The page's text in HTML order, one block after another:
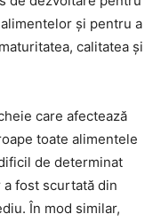
și pentru a
calitatea și
care afectează
toate alimentele
de determinat
fost scurtată din
În mod similar,